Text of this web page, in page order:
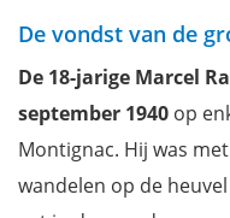
Hoe naar Lascaux 4?
Bezienswaardigheden in
Filmpje: een blitzbezoek
Wil je ook niets missen?
De vondst van de
De 18-jarige Marcel
september 1940 op
Montignac. Hij was
wandelen op de